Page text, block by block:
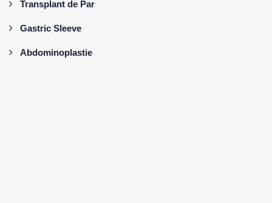
Transplant de Par
Gastric Sleeve
Abdominoplastie